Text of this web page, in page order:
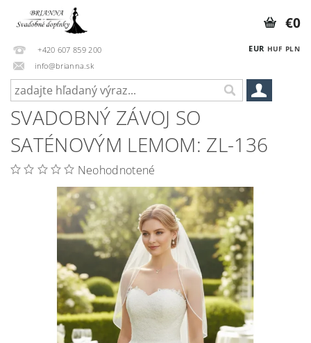
+420 607 859 200
info@brianna.sk
EUR HUF PLN
€0
SVADOBNÝ ZÁVOJ SO
SATÉNOVÝM LEMOM: ZL-136
Neohodnotené